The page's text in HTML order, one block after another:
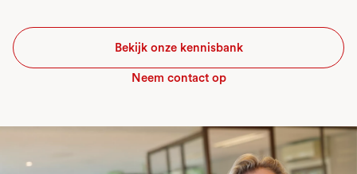
Bekijk onze kennisbank
Neem contact op